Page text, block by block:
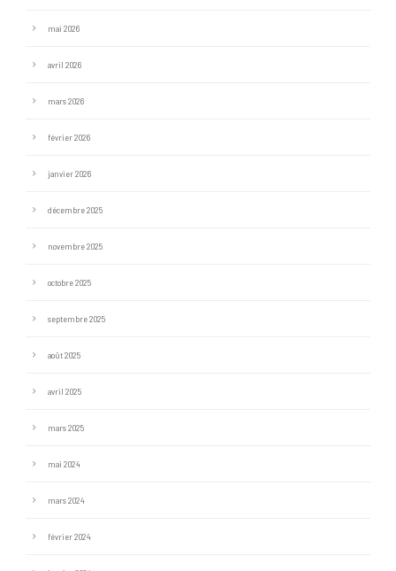
mai 2026
avril 2026
mars 2026
février 2026
janvier 2026
décembre 2025
novembre 2025
octobre 2025
septembre 2025
août 2025
avril 2025
mars 2025
mai 2024
mars 2024
février 2024